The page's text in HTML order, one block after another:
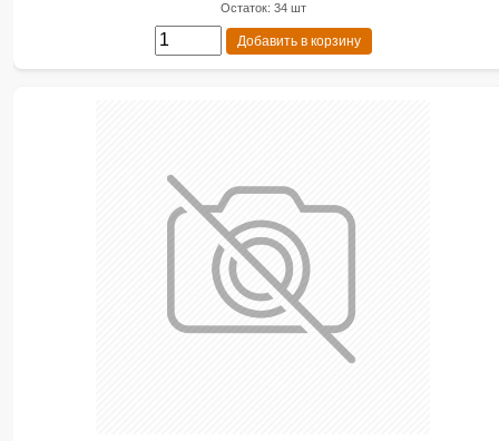
Остаток: 34 шт
Добавить в корзину